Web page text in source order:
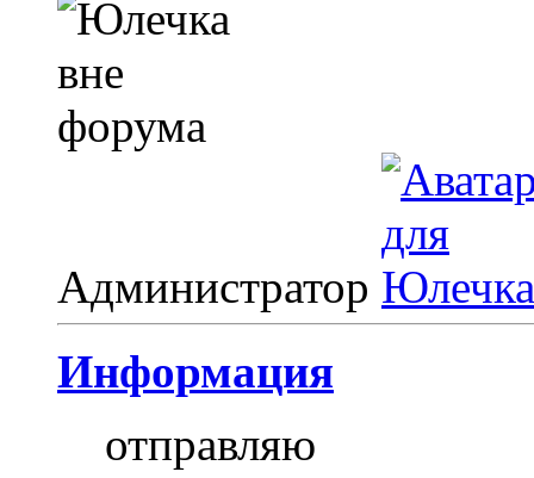
Администратор
Информация
отправляю